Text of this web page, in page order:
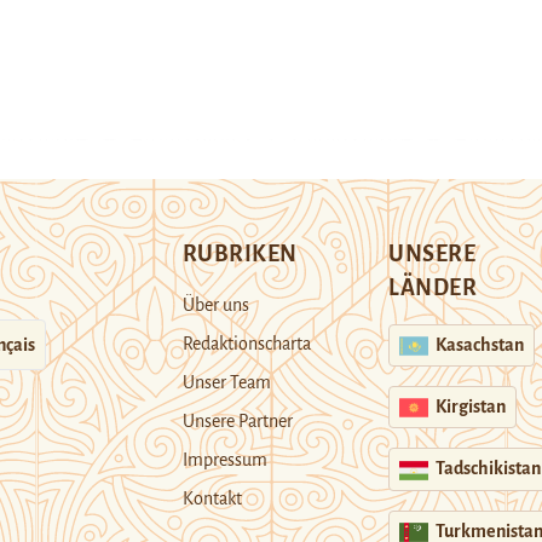
RUBRIKEN
Über uns
Redaktionscharta
Unser Team
Unsere Partner
Impressum
Kontakt
UNSERE
LÄNDER
Kasachstan
Kirgistan
Tadschikistan